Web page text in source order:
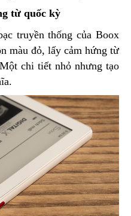
từ quốc kỳ
truyền thống của Boox
màu đỏ, lấy cảm hứng từ
chi tiết nhỏ nhưng tạo